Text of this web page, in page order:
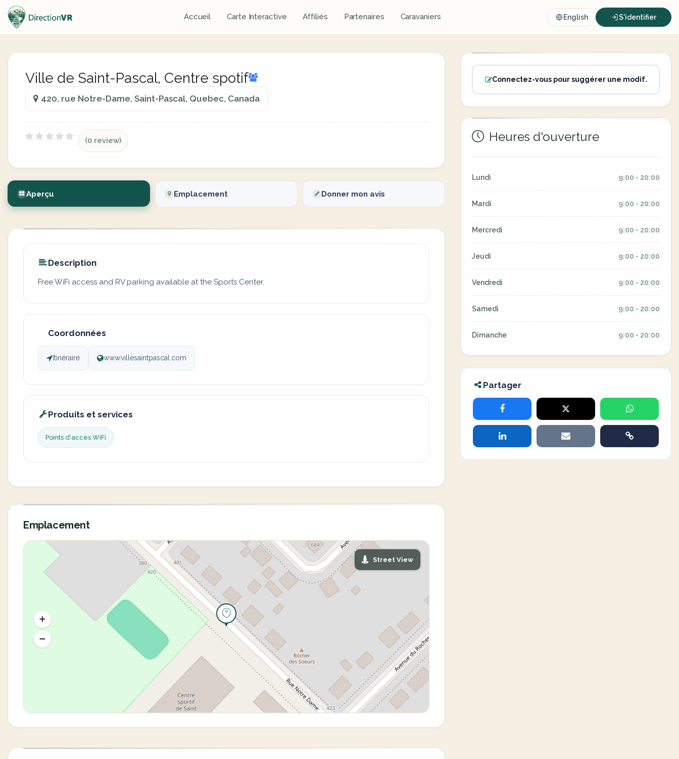
Accueil Carte Interactive Affiliés Partenaires Caravaniers English S'identifier
Ville de Saint-Pascal, Centre spotif
420, rue Notre-Dame, Saint-Pascal, Quebec, Canada
(0 review)
Aperçu Emplacement Donner mon avis
Description
Free WiFi access and RV parking available at the Sports Center.
Coordonnées
Itinéraire www.villesaintpascal.com
Produits et services
Points d'accès WiFi
Emplacement
Street View
Connectez-vous pour suggérer une modif.
Heures d'ouverture
Lundi 9:00 - 20:00
Mardi 9:00 - 20:00
Mercredi 9:00 - 20:00
Jeudi 9:00 - 20:00
Vendredi 9:00 - 20:00
Samedi 9:00 - 20:00
Dimanche 9:00 - 20:00
Partager